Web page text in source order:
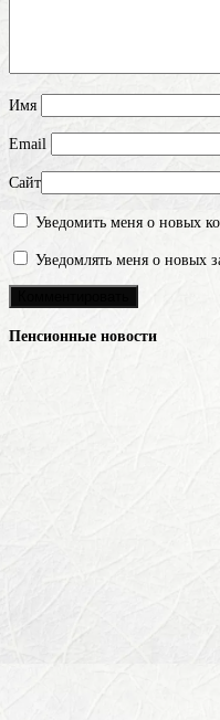
Имя
Email
Сайт
Уведомить меня о новых
Уведомлять меня о новых
Пенсионные новости